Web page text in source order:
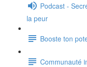
Podcast -
la peur
Booste ton
Communauté